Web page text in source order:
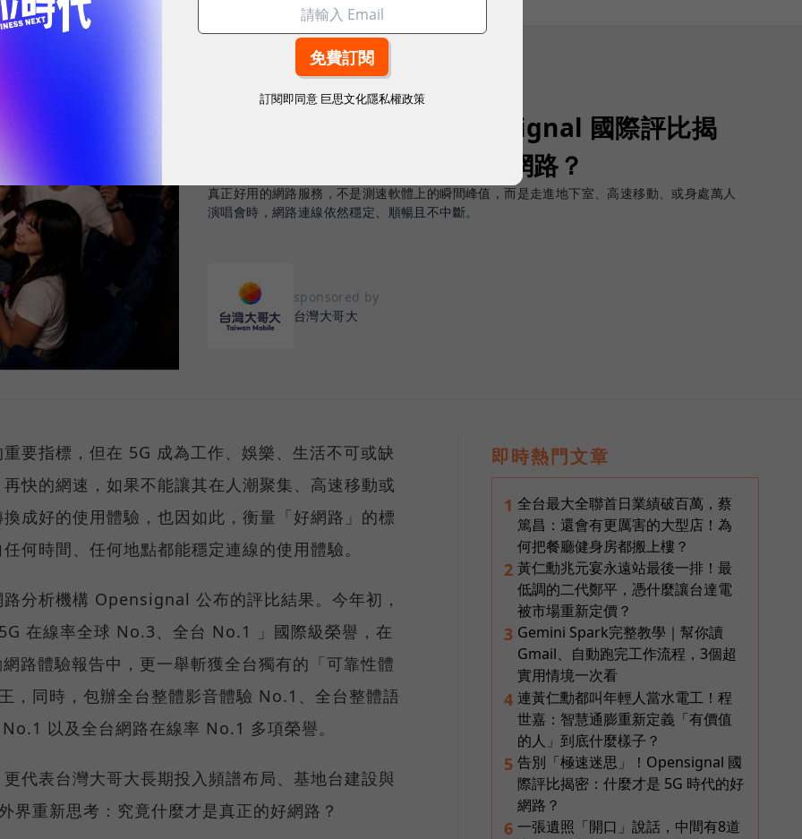
2026.08.03|3C生活
告別「極速迷思」！Opensignal 國際評比揭
密：什麼才是 5G 時代的好網路？
真正好用的網路服務，不是測速軟體上的瞬間峰值，而是走進地下室、高速移動、或身處萬人
演唱會時，網路連線依然穩定、順暢且不中斷。
sponsored by
台灣大哥大
要指標，但在 5G 成為工作、娛樂、生活不可或缺
快的網速，如果不能讓其在人潮聚集、高速移動或
成好的使用體驗，也因如此，衡量「好網路」的標
何時間、任何地點都能穩定連線的使用體驗。
分析機構 Opensignal 公布的評比結果。今年初，
在線率全球 No.3、全台 No.1 」國際級榮譽，在
路體驗報告中，更一舉斬獲全台獨有的「可靠性體
，同時，包辦全台整體影音體驗 No.1、全台整體語
以及全台網路在線率 No.1 多項榮譽。
代表台灣大哥大長期投入頻譜布局、基地台建設與
界重新思考：究竟什麼才是真正的好網路？
即時熱門文章
1 全台最大全聯首日業績破百萬，蔡
篤昌：還會有更厲害的大型店！為
何把餐廳健身房都搬上樓？
2 黃仁勳兆元宴永遠站最後一排！最
低調的二代鄭平，憑什麼讓台達電
被市場重新定價？
3 Gemini Spark完整教學｜幫你讀
Gmail、自動跑完工作流程，3個超
實用情境一次看
4 連黃仁勳都叫年輕人當水電工！程
世嘉：智慧通膨重新定義「有價值
的人」到底什麼樣子？
5 告別「極速迷思」！Opensignal 國
際評比揭密：什麼才是 5G 時代的好
網路？
6 一張遺照「開口」說話，中間有8道
訂閱即同意 巨思文化隱私權政策